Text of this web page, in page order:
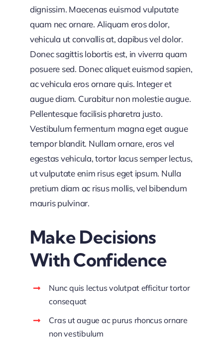
dignissim. Maecenas euismod vulputate
quam nec ornare. Aliquam eros dolor,
vehicula ut convallis at, dapibus vel dolor.
Donec sagittis lobortis est, in viverra quam
posuere sed. Donec aliquet euismod sapien,
ac vehicula eros ornare quis. Integer et
augue diam. Curabitur non molestie augue.
Pellentesque facilisis pharetra justo.
Vestibulum fermentum magna eget augue
tempor blandit. Nullam ornare, eros vel
egestas vehicula, tortor lacus semper lectus,
ut vulputate enim risus eget ipsum. Nulla
pretium diam ac risus mollis, vel bibendum
mauris pulvinar.
Make Decisions
With Confidence
Nunc quis lectus volutpat efficitur tortor
consequat
Cras ut augue ac purus rhoncus ornare
non vestibulum